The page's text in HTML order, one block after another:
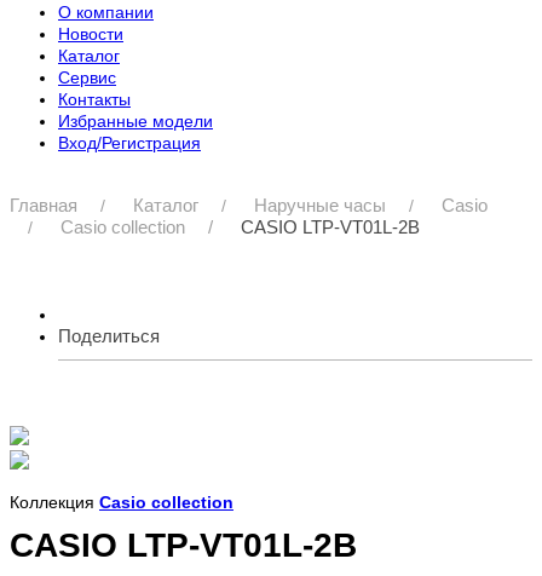
О компании
Новости
Каталог
Сервис
Контакты
Избранные модели
Вход/Регистрация
Главная Каталог Наручные часы
Casio
Casio collection
CASIO LTP-VT01L-2B
Поделиться
Коллекция Casio collection
CASIO LTP-VT01L-2B